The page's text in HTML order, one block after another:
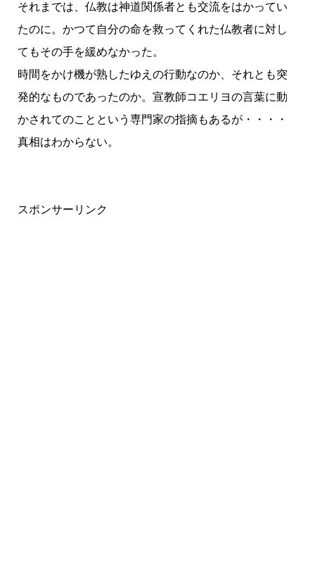
それまでは、仏教は神道関係者とも交流をはかってい
たのに。かつて自分の命を救ってくれた仏教者に対し
てもその手を緩めなかった。
時間をかけ機が熟したゆえの行動なのか、それとも突
発的なものであったのか。宣教師コエリヨの言葉に動
かされてのことという専門家の指摘もあるが・・・・
真相はわからない。
スポンサーリンク